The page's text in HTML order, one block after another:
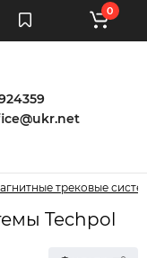
0
трековые
Techpol